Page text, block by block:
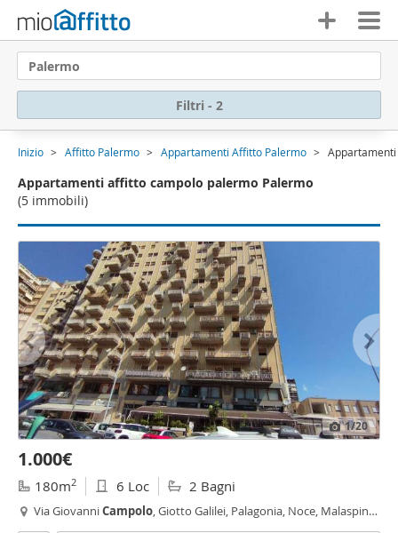
Palermo
Filtri - 2
Inizio Affitto Palermo Appartamenti Affitto Palermo
Appartamenti affitto campolo palermo Palermo
(5 immobili)
1/20
1.000€
180m2 6 Loc 2 Bagni
Via GiovanniCampolo, Giotto Galilei, Palagonia, Noce, Malaspina